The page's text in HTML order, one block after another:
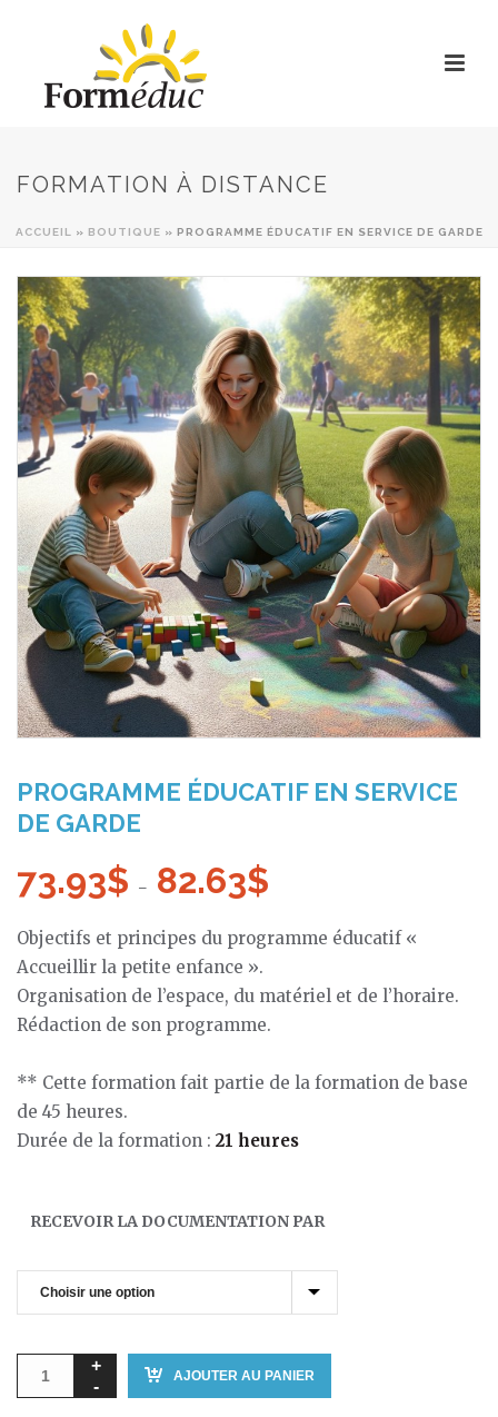
FORMATION À DISTANCE
ACCUEIL » BOUTIQUE » PROGRAMME ÉDUCATIF EN SERVICE DE GARDE
PROGRAMME ÉDUCATIF EN SERVICE
DE GARDE
73.93$ – 82.63$
prix :
à
82.63$
Objectifs et principes du programme éducatif «
Accueillir la petite enfance ».
Organisation de l’espace, du matériel et de l’horaire.
Rédaction de son programme.
** Cette formation fait partie de la formation de base
de 45 heures.
Durée de la formation : 21 heures
RECEVOIR LA DOCUMENTATION PAR
AJOUTER AU PANIER